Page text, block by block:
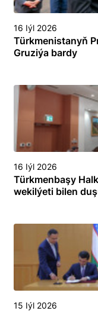
16 Iýl 2026
Türkmenistanyň
Gruziýa bardy
16 Iýl 2026
Türkmenbaşy
wekilýeti bilen
15 Iýl 2026